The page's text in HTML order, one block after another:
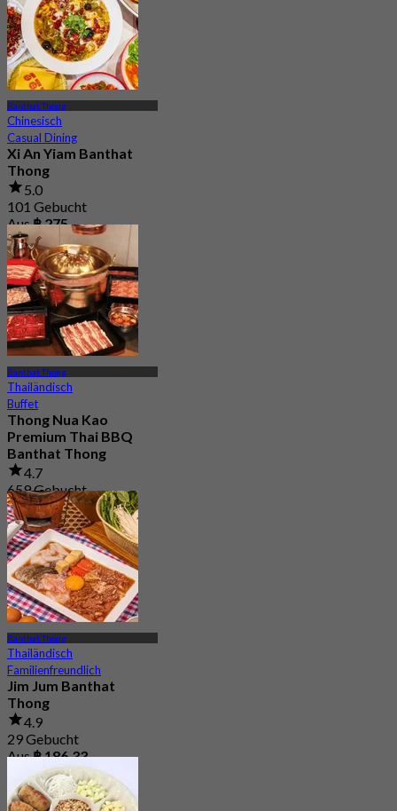
Banthat Thong
Chinesisch
Casual Dining
Xi An Yiam Banthat
Thong
5.0
101 Gebucht
Aus฿ 275
Banthat Thong
Thailändisch
Buffet
Thong Nua Kao
Premium Thai BBQ
Banthat Thong
4.7
659 Gebucht
Aus฿ 529
Banthat Thong
Thailändisch
Familienfreundlich
Jim Jum Banthat
Thong
4.9
29 Gebucht
Aus฿ 186.33